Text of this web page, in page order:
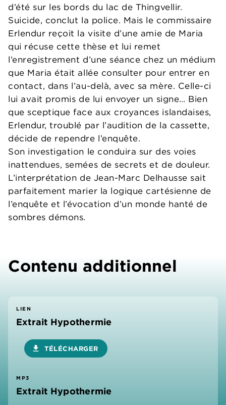
d’été sur les bords du lac de Thingvellir.
Suicide, conclut la police. Mais le commissaire
Erlendur reçoit la visite d’une amie de Maria
qui récuse cette thèse et lui remet
l’enregistrement d’une séance chez un médium
que Maria était allée consulter pour entrer en
contact, dans l’au-delà, avec sa mère. Celle-ci
lui avait promis de lui envoyer un signe… Bien
que sceptique face aux croyances islandaises,
Erlendur, troublé par l’audition de la cassette,
décide de rependre l’enquête.
Son investigation le conduira sur des voies
inattendues, semées de secrets et de douleur.
L’interprétation de Jean-Marc Delhausse sait
parfaitement marier la logique cartésienne de
l’enquête et l’évocation d’un monde hanté de
sombres démons.
Contenu additionnel
LIEN
Extrait Hypothermie
download TÉLÉCHARGER
MP3
Extrait Hypothermie